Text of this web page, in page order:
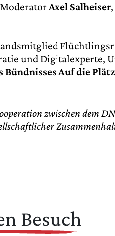
Axel Salheiser
und Digitalexperte,
Bündnisses Auf die
zwischen dem
Besuch